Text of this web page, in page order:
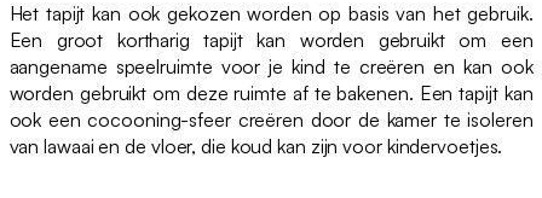
Het tapijt kan ook gekozen worden op basis van het gebruik.
Een groot kortharig tapijt kan worden gebruikt om een
aangename speelruimte voor je kind te creëren en kan ook
worden gebruikt om deze ruimte af te bakenen. Een tapijt kan
ook een cocooning-sfeer creëren door de kamer te isoleren
van lawaai en de vloer, die koud kan zijn voor kindervoetjes.